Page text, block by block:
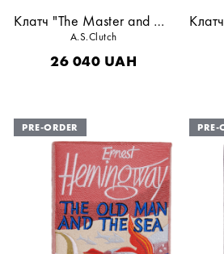
Клатч "The Master and Margarita"
A.S.Clutch
26 040 UAH